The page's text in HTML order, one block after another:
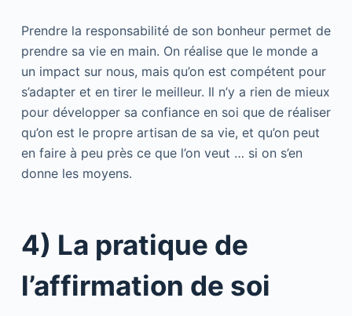
Prendre la responsabilité de son bonheur permet de
prendre sa vie en main. On réalise que le monde a
un impact sur nous, mais qu’on est compétent pour
s’adapter et en tirer le meilleur. Il n’y a rien de mieux
pour développer sa confiance en soi que de réaliser
qu’on est le propre artisan de sa vie, et qu’on peut
en faire à peu près ce que l’on veut … si on s’en
donne les moyens.
4) La pratique de
l’affirmation de soi